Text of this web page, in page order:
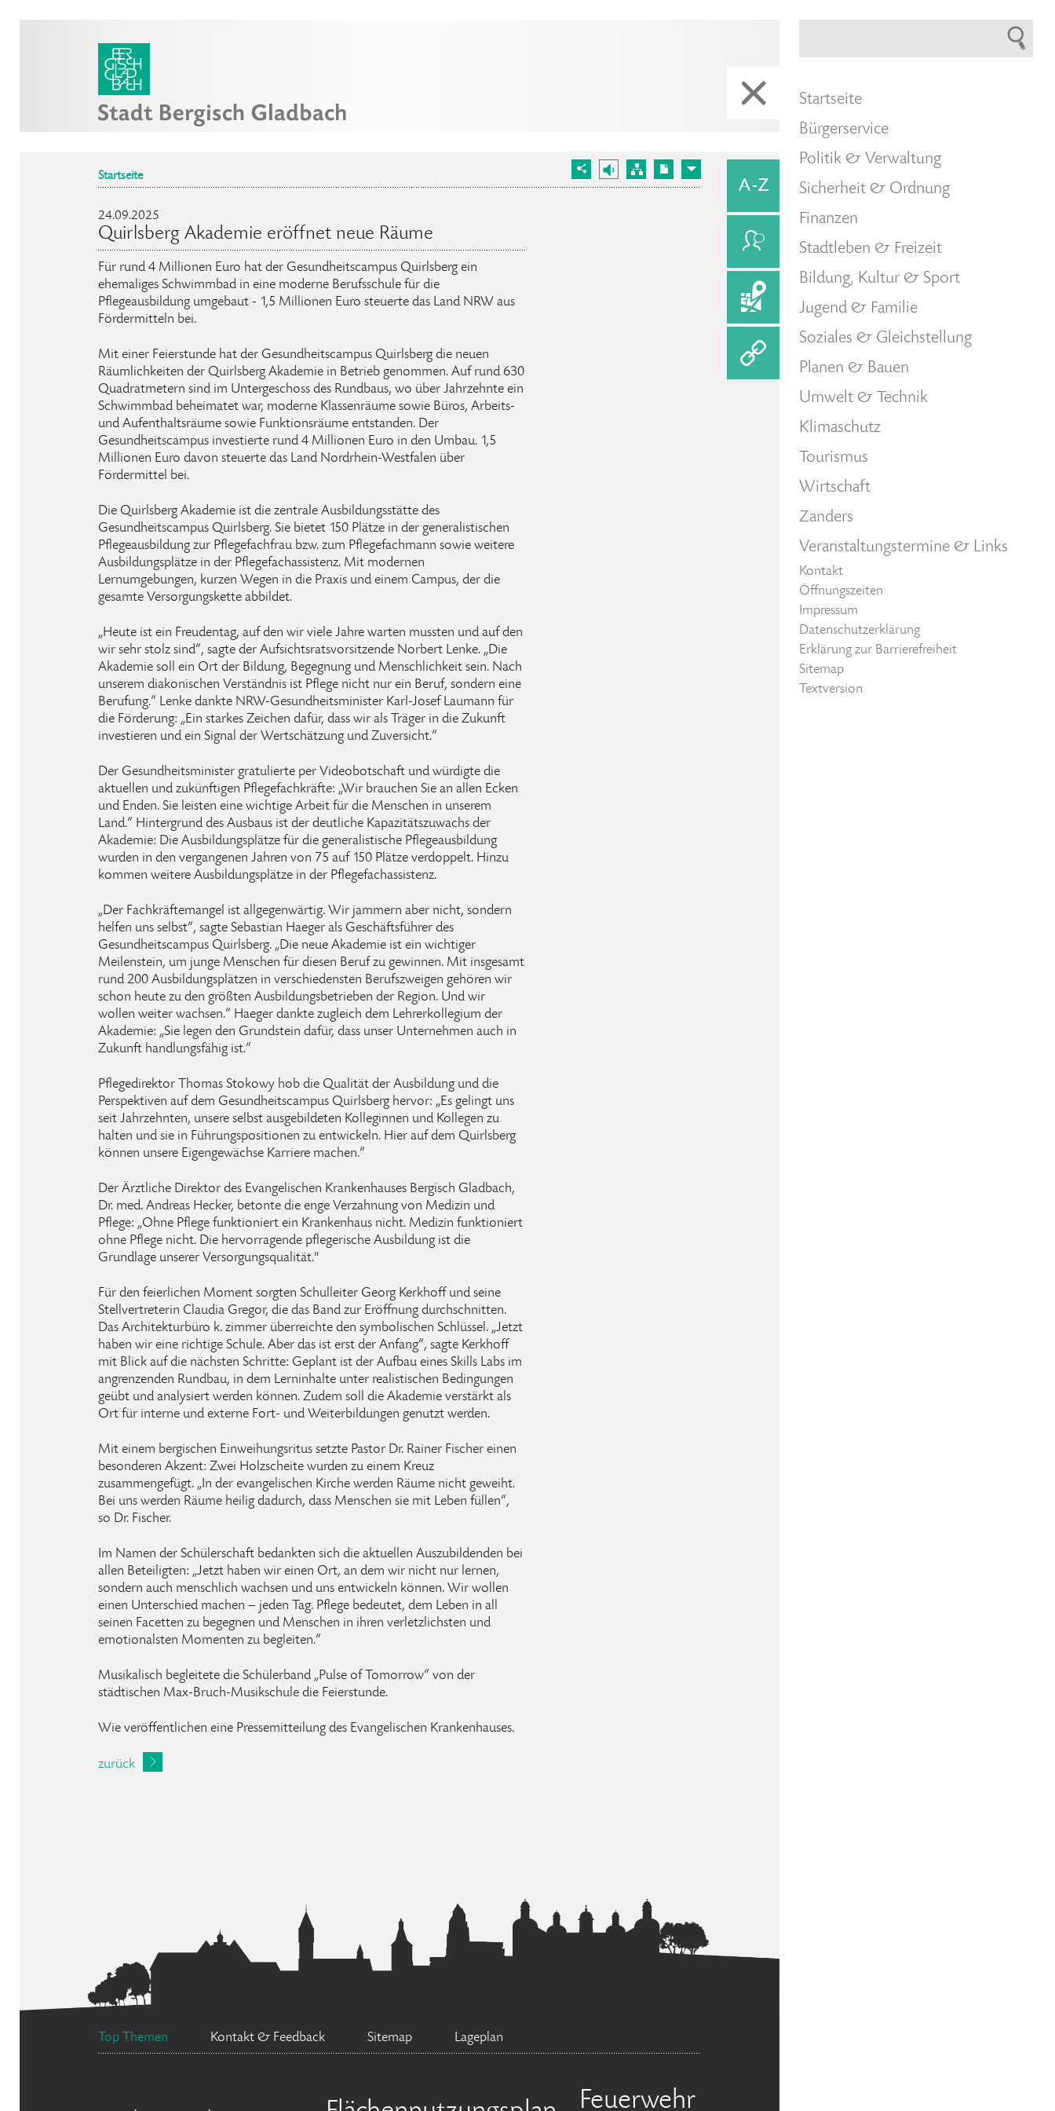
Startseite
24.09.2025
Quirlsberg Akademie eröffnet neue Räume
Für rund 4 Millionen Euro hat der Gesundheitscampus Quirlsberg ein
ehemaliges Schwimmbad in eine moderne Berufsschule für die
Pflegeausbildung umgebaut - 1,5 Millionen Euro steuerte das Land NRW aus
Fördermitteln bei.
Mit einer Feierstunde hat der Gesundheitscampus Quirlsberg die neuen
Räumlichkeiten der Quirlsberg Akademie in Betrieb genommen. Auf rund 630
Quadratmetern sind im Untergeschoss des Rundbaus, wo über Jahrzehnte ein
Schwimmbad beheimatet war, moderne Klassenräume sowie Büros, Arbeits-
und Aufenthaltsräume sowie Funktionsräume entstanden. Der
Gesundheitscampus investierte rund 4 Millionen Euro in den Umbau. 1,5
Millionen Euro davon steuerte das Land Nordrhein-Westfalen über
Fördermittel bei.
Die Quirlsberg Akademie ist die zentrale Ausbildungsstätte des
Gesundheitscampus Quirlsberg. Sie bietet 150 Plätze in der generalistischen
Pflegeausbildung zur Pflegefachfrau bzw. zum Pflegefachmann sowie weitere
Ausbildungsplätze in der Pflegefachassistenz. Mit modernen
Lernumgebungen, kurzen Wegen in die Praxis und einem Campus, der die
gesamte Versorgungskette abbildet.
„Heute ist ein Freudentag, auf den wir viele Jahre warten mussten und auf den
wir sehr stolz sind“, sagte der Aufsichtsratsvorsitzende Norbert Lenke. „Die
Akademie soll ein Ort der Bildung, Begegnung und Menschlichkeit sein. Nach
unserem diakonischen Verständnis ist Pflege nicht nur ein Beruf, sondern eine
Berufung.“ Lenke dankte NRW-Gesundheitsminister Karl-Josef Laumann für
die Förderung: „Ein starkes Zeichen dafür, dass wir als Träger in die Zukunft
investieren und ein Signal der Wertschätzung und Zuversicht.“
Der Gesundheitsminister gratulierte per Videobotschaft und würdigte die
aktuellen und zukünftigen Pflegefachkräfte: „Wir brauchen Sie an allen Ecken
und Enden. Sie leisten eine wichtige Arbeit für die Menschen in unserem
Land.“ Hintergrund des Ausbaus ist der deutliche Kapazitätszuwachs der
Akademie: Die Ausbildungsplätze für die generalistische Pflegeausbildung
wurden in den vergangenen Jahren von 75 auf 150 Plätze verdoppelt. Hinzu
kommen weitere Ausbildungsplätze in der Pflegefachassistenz.
„Der Fachkräftemangel ist allgegenwärtig. Wir jammern aber nicht, sondern
helfen uns selbst“, sagte Sebastian Haeger als Geschäftsführer des
Gesundheitscampus Quirlsberg. „Die neue Akademie ist ein wichtiger
Meilenstein, um junge Menschen für diesen Beruf zu gewinnen. Mit insgesamt
rund 200 Ausbildungsplätzen in verschiedensten Berufszweigen gehören wir
schon heute zu den größten Ausbildungsbetrieben der Region. Und wir
wollen weiter wachsen.“ Haeger dankte zugleich dem Lehrerkollegium der
Akademie: „Sie legen den Grundstein dafür, dass unser Unternehmen auch in
Zukunft handlungsfähig ist.“
Pflegedirektor Thomas Stokowy hob die Qualität der Ausbildung und die
Perspektiven auf dem Gesundheitscampus Quirlsberg hervor: „Es gelingt uns
seit Jahrzehnten, unsere selbst ausgebildeten Kolleginnen und Kollegen zu
halten und sie in Führungspositionen zu entwickeln. Hier auf dem Quirlsberg
können unsere Eigengewächse Karriere machen.“
Der Ärztliche Direktor des Evangelischen Krankenhauses Bergisch Gladbach,
Dr. med. Andreas Hecker, betonte die enge Verzahnung von Medizin und
Pflege: „Ohne Pflege funktioniert ein Krankenhaus nicht. Medizin funktioniert
ohne Pflege nicht. Die hervorragende pflegerische Ausbildung ist die
Grundlage unserer Versorgungsqualität."
Für den feierlichen Moment sorgten Schulleiter Georg Kerkhoff und seine
Stellvertreterin Claudia Gregor, die das Band zur Eröffnung durchschnitten.
Das Architekturbüro k. zimmer überreichte den symbolischen Schlüssel. „Jetzt
haben wir eine richtige Schule. Aber das ist erst der Anfang“, sagte Kerkhoff
mit Blick auf die nächsten Schritte: Geplant ist der Aufbau eines Skills Labs im
angrenzenden Rundbau, in dem Lerninhalte unter realistischen Bedingungen
geübt und analysiert werden können. Zudem soll die Akademie verstärkt als
Ort für interne und externe Fort- und Weiterbildungen genutzt werden.
Mit einem bergischen Einweihungsritus setzte Pastor Dr. Rainer Fischer einen
besonderen Akzent: Zwei Holzscheite wurden zu einem Kreuz
zusammengefügt. „In der evangelischen Kirche werden Räume nicht geweiht.
Bei uns werden Räume heilig dadurch, dass Menschen sie mit Leben füllen“,
so Dr. Fischer.
Im Namen der Schülerschaft bedankten sich die aktuellen Auszubildenden bei
allen Beteiligten: „Jetzt haben wir einen Ort, an dem wir nicht nur lernen,
sondern auch menschlich wachsen und uns entwickeln können. Wir wollen
einen Unterschied machen – jeden Tag. Pflege bedeutet, dem Leben in all
seinen Facetten zu begegnen und Menschen in ihren verletzlichsten und
emotionalsten Momenten zu begleiten.“
Musikalisch begleitete die Schülerband „Pulse of Tomorrow“ von der
städtischen Max-Bruch-Musikschule die Feierstunde.
Wie veröffentlichen eine Pressemitteilung des Evangelischen Krankenhauses.
zurück
Top Themen Kontakt & Feedback Sitemap Lageplan
Feuerwehr
Startseite
Bürgerservice
Politik & Verwaltung
Sicherheit & Ordnung
Finanzen
Stadtleben & Freizeit
Bildung, Kultur & Sport
Jugend & Familie
Soziales & Gleichstellung
Planen & Bauen
Umwelt & Technik
Klimaschutz
Tourismus
Wirtschaft
Zanders
Veranstaltungstermine & Links
Kontakt
Öffnungszeiten
Impressum
Datenschutzerklärung
Erklärung zur Barrierefreiheit
Sitemap
Textversion